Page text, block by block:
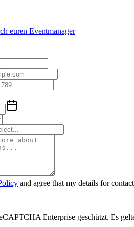
euren Eventmanager
and agree that my details for
Enterprise geschützt. Es